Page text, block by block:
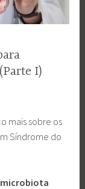
I)
mais sobre os
Síndrome do
microbiota